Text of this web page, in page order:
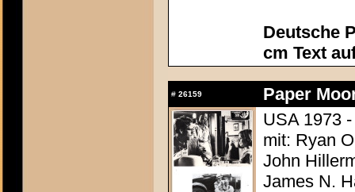
Deutsche
cm Text
# 26159
Paper
USA 1973
mit: Ryan
John
James N.